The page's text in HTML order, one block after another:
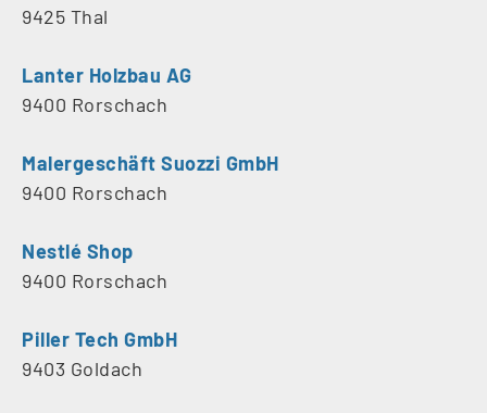
9425 Thal
Lanter Holzbau AG
9400 Rorschach
Malergeschäft Suozzi GmbH
9400 Rorschach
Nestlé Shop
9400 Rorschach
Piller Tech GmbH
9403 Goldach